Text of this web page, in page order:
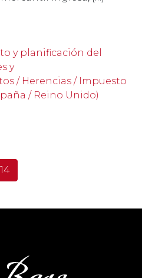
y planificación del
y
/ Herencias / Impuesto
/ Reino Unido)
14